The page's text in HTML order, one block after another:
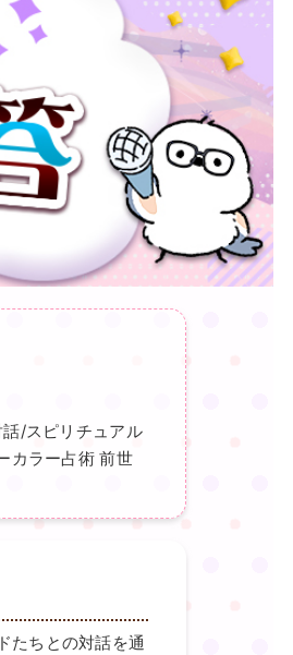
洋占星術 東洋占星術 四柱推命
ット 姓名判断 夢占い
/スピリチュアル
カラー占術 前世
たちとの対話を通